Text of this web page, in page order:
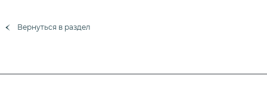
Вернуться в раздел